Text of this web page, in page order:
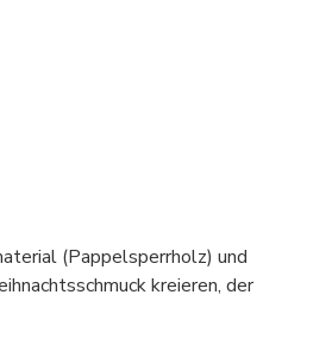
(Pappelsperrholz) und
kreieren, der